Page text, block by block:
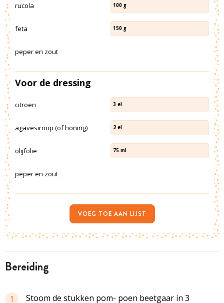
bereiding
1 Stoom de stukken pom- poen beetgaar in 3
rucola 100 g
feta 150 g
peper en zout
Voor de dressing
citroen 3 el
agavesiroop (of honing) 2 el
olijfolie 75 ml
peper en zout
VOEG TOE AAN LIJST